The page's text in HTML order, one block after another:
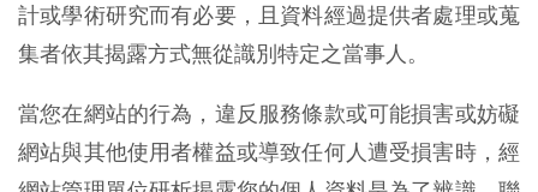
計或學術研究而有必要，且資料經過提供者處理或蒐
集者依其揭露方式無從識別特定之當事人。
當您在網站的行為，違反服務條款或可能損害或妨礙
網站與其他使用者權益或導致任何人遭受損害時，經